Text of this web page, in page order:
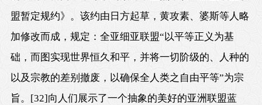
盟暂定规约》。该约由日方起草，黄攻素、婆斯等人略
加修改而成，规定：全亚细亚联盟“以平等正义为基
础，而图实现世界恒久和平，并将一切阶级的、人种的
以及宗教的差别撤废，以确保全人类之自由平等”为宗
旨。
[32] 向人们展示了一个抽象的美好的亚洲联盟蓝